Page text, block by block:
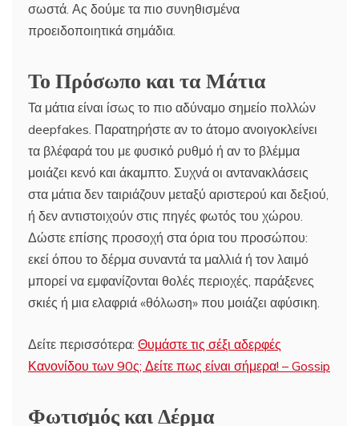
σωστά. Ας δούμε τα πιο συνηθισμένα
προειδοποιητικά σημάδια.
Το Πρόσωπο και τα Μάτια
Τα μάτια είναι ίσως το πιο αδύναμο σημείο πολλών
deepfakes. Παρατηρήστε αν το άτομο ανοιγοκλείνει
τα βλέφαρά του με φυσικό ρυθμό ή αν το βλέμμα
μοιάζει κενό και άκαμπτο. Συχνά οι αντανακλάσεις
στα μάτια δεν ταιριάζουν μεταξύ αριστερού και δεξιού,
ή δεν αντιστοιχούν στις πηγές φωτός του χώρου.
Δώστε επίσης προσοχή στα όρια του προσώπου:
εκεί όπου το δέρμα συναντά τα μαλλιά ή τον λαιμό
μπορεί να εμφανίζονται θολές περιοχές, παράξενες
σκιές ή μια ελαφριά «θόλωση» που μοιάζει αφύσικη.
Δείτε περισσότερα: Θυμάστε τις σέξι αδερφές
Κανονίδου των 90ς; Δείτε πως είναι σήμερα! – Gossip
Φωτισμός και Δέρμα